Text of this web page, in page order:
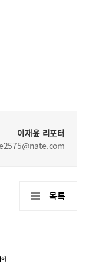
이재윤 리포터
목록